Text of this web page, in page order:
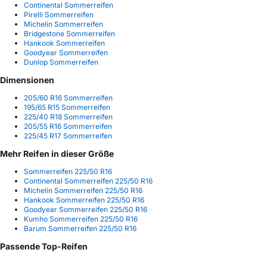
Continental Sommerreifen
Pirelli Sommerreifen
Michelin Sommerreifen
Bridgestone Sommerreifen
Hankook Sommerreifen
Goodyear Sommerreifen
Dunlop Sommerreifen
Dimensionen
205/60 R16 Sommerreifen
195/65 R15 Sommerreifen
225/40 R18 Sommerreifen
205/55 R16 Sommerreifen
225/45 R17 Sommerreifen
Mehr Reifen in dieser Größe
Sommerreifen 225/50 R16
Continental Sommerreifen 225/50 R16
Michelin Sommerreifen 225/50 R16
Hankook Sommerreifen 225/50 R16
Goodyear Sommerreifen 225/50 R16
Kumho Sommerreifen 225/50 R16
Barum Sommerreifen 225/50 R16
Passende Top-Reifen